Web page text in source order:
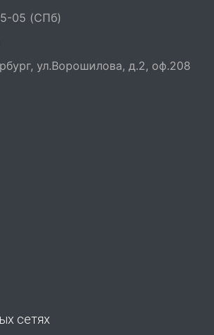
05 (СПб)
ул.Ворошилова, д.2, оф.208
сетях